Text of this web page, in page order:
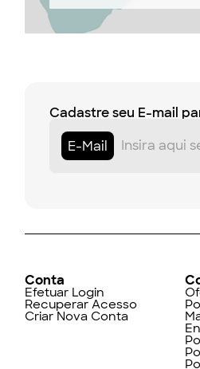
Cadastre seu E-mail
E-Mail
Conta
Efetuar Login
Recuperar Acesso
Criar Nova Conta